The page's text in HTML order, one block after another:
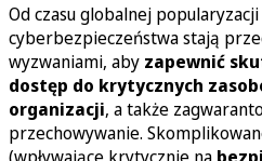
Od czasu globalnej
cyberbezpieczeństwa stają
wyzwaniami, aby zapewnić
dostęp do krytycznych
organizacji, a także
przechowywanie.